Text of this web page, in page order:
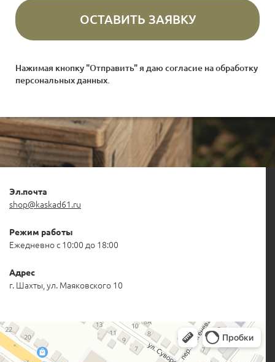
Нажимая кнопку "Отправить" я даю согласие наобработку
персональных данных
Эл.почта
shop@kaskad61.ru
Режим работы
Ежедневно с 10:00 до 18:00
Адрес
г. Шахты, ул. Маяковского 10